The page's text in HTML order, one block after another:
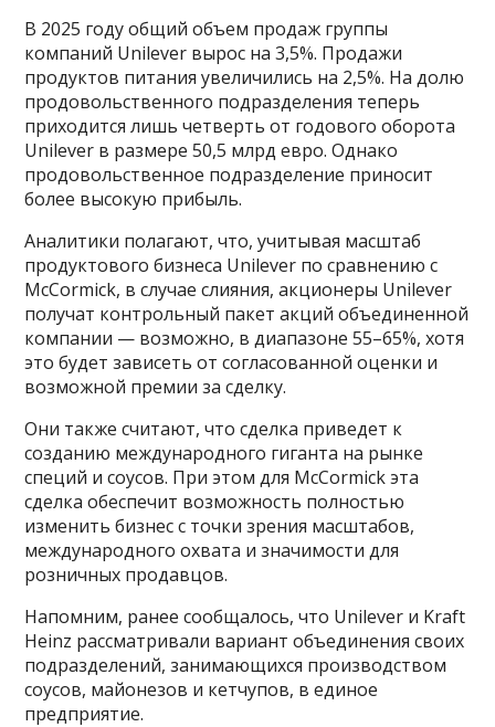
В 2025 году общий объем продаж группы
компаний Unilever вырос на 3,5%. Продажи
продуктов питания увеличились на 2,5%. На долю
продовольственного подразделения теперь
приходится лишь четверть от годового оборота
Unilever в размере 50,5 млрд евро. Однако
продовольственное подразделение приносит
более высокую прибыль.
Аналитики полагают, что, учитывая масштаб
продуктового бизнеса Unilever по сравнению с
McCormick, в случае слияния, акционеры Unilever
получат контрольный пакет акций объединенной
компании — возможно, в диапазоне 55–65%, хотя
это будет зависеть от согласованной оценки и
возможной премии за сделку.
Они также считают, что сделка приведет к
созданию международного гиганта на рынке
специй и соусов. При этом для McCormick эта
сделка обеспечит возможность полностью
изменить бизнес с точки зрения масштабов,
международного охвата и значимости для
розничных продавцов.
Напомним, ранее сообщалось, что Unilever и Kraft
Heinz рассматривали вариант объединения своих
подразделений, занимающихся производством
соусов, майонезов и кетчупов, в единое
предприятие.